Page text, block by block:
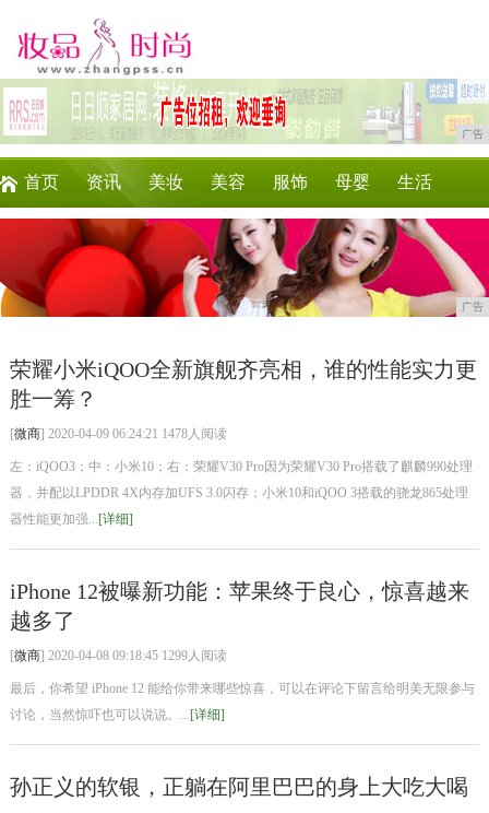
广告
首页 资讯 美妆 美容 服饰 母婴 生活
企业 游戏 商讯 消费 微商
广告
荣耀小米iQOO全新旗舰齐亮相，谁的性能实力更
胜一筹？
[微商] 2020-04-09 06:24:21 1478人阅读
左：iQOO3；中：小米10；右：荣耀V30 Pro因为荣耀V30 Pro搭载了麒麟990处理
器，并配以LPDDR 4X内存加UFS 3.0闪存；小米10和iQOO 3搭载的骁龙865处理
器性能更加强...[详细]
iPhone 12被曝新功能：苹果终于良心，惊喜越来
越多了
[微商] 2020-04-08 09:18:45 1299人阅读
最后，你希望 iPhone 12 能给你带来哪些惊喜，可以在评论下留言给明美无限参与
讨论，当然惊吓也可以说说。...[详细]
孙正义的软银，正躺在阿里巴巴的身上大吃大喝